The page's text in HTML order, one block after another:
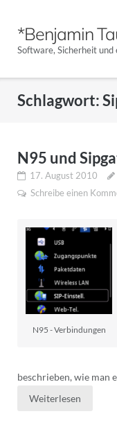
*Benjamin
Software, Sicherheit und
Schlagwort:
N95 und
17. August 2010
Schreibe einen
N95 - Verbindungen
beschrieben, wie man
Weiterlesen